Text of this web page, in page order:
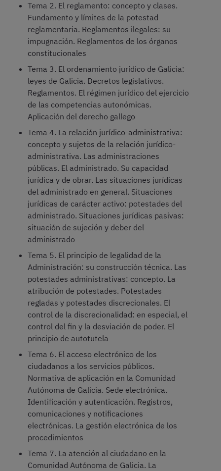
Tema 2. El reglamento: concepto y clases.
Fundamento y límites de la potestad
reglamentaria. Reglamentos ilegales: su
impugnación. Reglamentos de los órganos
constitucionales
Tema 3. El ordenamiento jurídico de Galicia:
leyes de Galicia. Decretos legislativos.
Reglamentos. El régimen jurídico del ejercicio
de las competencias autonómicas.
Aplicación del derecho gallego
Tema 4. La relación jurídico-administrativa:
concepto y sujetos de la relación jurídico-
administrativa. Las administraciones
públicas. El administrado. Su capacidad
jurídica y de obrar. Las situaciones jurídicas
del administrado en general. Situaciones
jurídicas de carácter activo: potestades del
administrado. Situaciones jurídicas pasivas:
situación de sujeción y deber del
administrado
Tema 5. El principio de legalidad de la
Administración: su construcción técnica. Las
potestades administrativas: concepto. La
atribución de potestades. Potestades
regladas y potestades discrecionales. El
control de la discrecionalidad: en especial, el
control del fin y la desviación de poder. El
principio de autotutela
Tema 6. El acceso electrónico de los
ciudadanos a los servicios públicos.
Normativa de aplicación en la Comunidad
Autónoma de Galicia. Sede electrónica.
Identificación y autenticación. Registros,
comunicaciones y notificaciones
electrónicas. La gestión electrónica de los
procedimientos
Tema 7. La atención al ciudadano en la
Comunidad Autónoma de Galicia. La